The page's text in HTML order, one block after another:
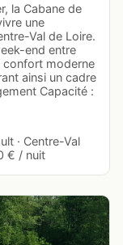
la Cabane de
une
Val de Loire.
end entre
confort moderne
ainsi un cadre
Capacité :
· Centre-Val
€ / nuit